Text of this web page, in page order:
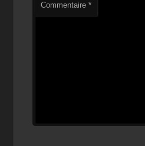
Commentaire*